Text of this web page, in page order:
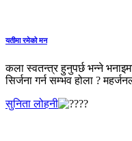
यतीमा रमेको मन
कला स्वतन्त्र हुनुपर्छ भन्ने
सिर्जना गर्न सम्भव होला ?
सुनिता लोहनी